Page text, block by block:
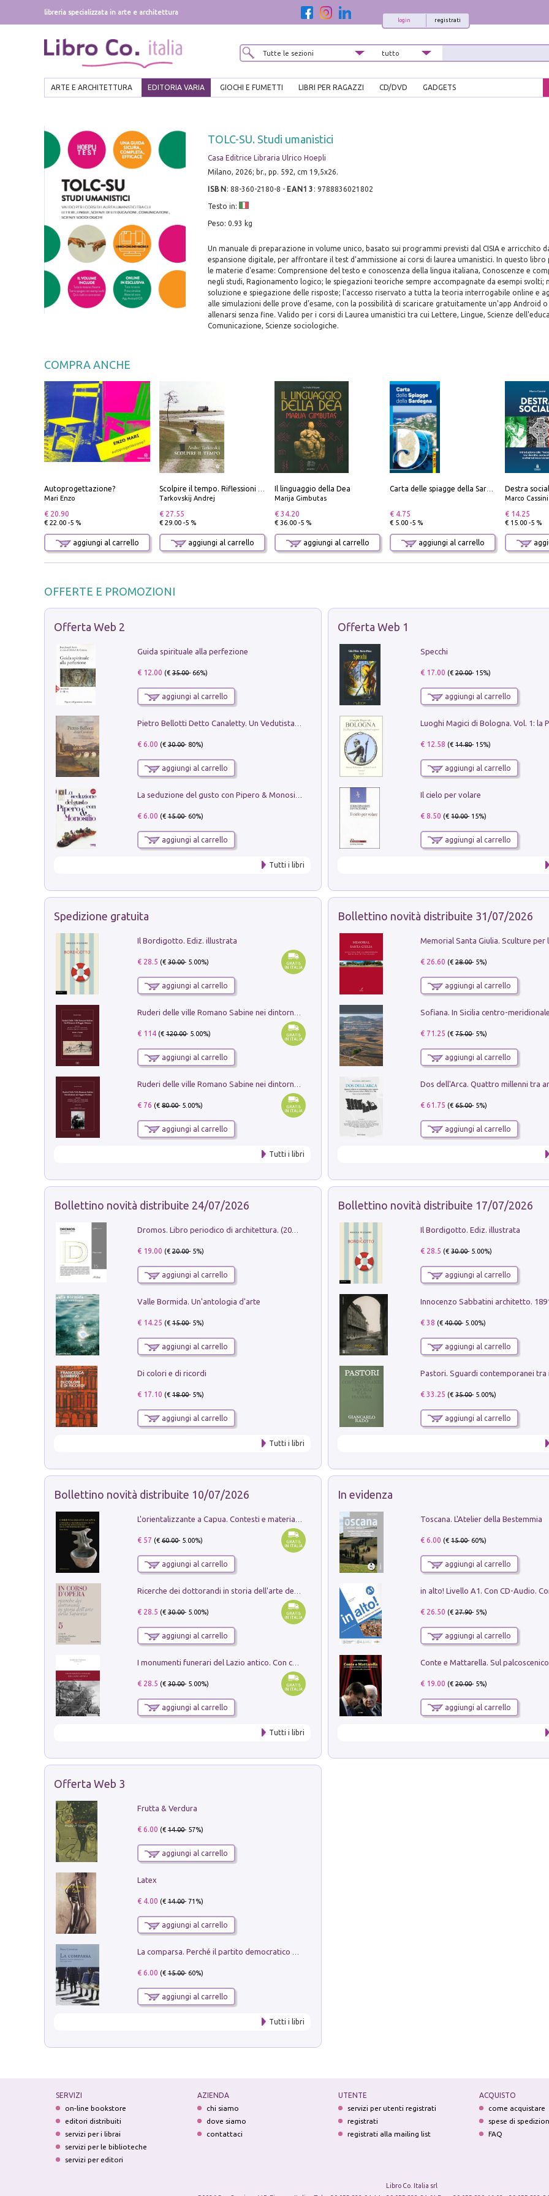
libreria specializzata in arte e architettura
registrati
login
ARTE E ARCHITETTURA EDITORIA VARIA GIOCHI E FUMETTI LIBRI PER RAGAZZI CD/DVD GADGETS
TOLC-SU. Studi umanistici
Casa Editrice Libraria Ulrico Hoepli
Milano, 2026; br., pp. 592, cm 19,5x26.
ISBN : 88-360-2180-8 - EAN13 : 9788836021802
Testo in:
Peso: 0.93 kg
Un manuale di preparazione in volume unico, basato sui programmi previsti dal CISIA e arricchito
espansione digitale, per affrontare il test d'ammissione ai corsi di laurea umanistici. In questo
le materie d'esame: Comprensione del testo e conoscenza della lingua italiana, Conoscenze e
negli studi, Ragionamento logico; le spiegazioni teoriche sempre accompagnate da esempi svolti;
soluzione e spiegazione delle risposte; l'accesso riservato a tutta la teoria interrogabile online e
alle simulazioni delle prove d'esame, con la possibilità di scaricare gratuitamente un'app Android o
allenarsi senza fine. Valido per i corsi di Laurea umanistici tra cui Lettere, Lingue, Scienze
Comunicazione, Scienze sociologiche.
COMPRA ANCHE
Autoprogettazione?
Mari Enzo
€ 20.90
€ 22.00 -5 %
aggiungi al carrello
Tarkovskij Andrej
€ 27.55
€ 29.00 -5 %
aggiungi al carrello
Il linguaggio della Dea
Marija Gimbutas
€ 34.20
€ 36.00 -5 %
aggiungi al carrello
€ 4.75
€ 5.00 -5 %
aggiungi al carrello
Marco Cassini
€ 14.25
€ 15.00 -5 %
OFFERTE E PROMOZIONI
Offerta Web 2
Guida spirituale alla perfezione
€ 12.00 (€35.00- 66%)
aggiungi al carrello
€ 6.00 (€30.00- 80%)
aggiungi al carrello
€ 6.00 (€15.00- 60%)
aggiungi al carrello
Tutti i libri
Offerta Web 1
Specchi
€ 17.00 (€20.00- 15%)
aggiungi al carrello
€ 12.58 (€14.80- 15%)
aggiungi al carrello
Il cielo per volare
€ 8.50 (€10.00- 15%)
aggiungi al carrello
Spedizione gratuita
Il Bordigotto. Ediz. illustrata
€ 28.5 (€30.00- 5.00%)
aggiungi al carrello
€ 114(€120.00- 5.00%)
aggiungi al carrello
€ 76 (€80.00- 5.00%)
aggiungi al carrello
Tutti i libri
Bollettino novità distribuite 31/07/2026
€ 26.60 (€28.00- 5%)
aggiungi al carrello
€ 71.25 (€75.00- 5%)
aggiungi al carrello
€ 61.75 (€65.00- 5%)
aggiungi al carrello
Bollettino novità distribuite 24/07/2026
Dromos. Libro periodico di architettura. (2026). Vol. 15: Post-model
€ 19.00 (€20.00- 5%)
aggiungi al carrello
Valle Bormida. Un'antologia d'arte
€ 14.25 (€15.00- 5%)
aggiungi al carrello
Di colori e di ricordi
€ 17.10 (€18.00- 5%)
aggiungi al carrello
Tutti i libri
Bollettino novità distribuite 17/07/2026
Il Bordigotto. Ediz. illustrata
€ 28.5 (€30.00- 5.00%)
aggiungi al carrello
Innocenzo Sabbatini architetto.
€ 38 (€40.00- 5.00%)
aggiungi al carrello
€ 33.25 (€35.00- 5.00%)
aggiungi al carrello
Bollettino novità distribuite 10/07/2026
€ 57 (€60.00- 5.00%)
aggiungi al carrello
€ 28.5 (€30.00- 5.00%)
aggiungi al carrello
I monumenti funerari del Lazio antico. Con cartella con tavole
€ 28.5 (€30.00- 5.00%)
aggiungi al carrello
Tutti i libri
In evidenza
Toscana. L'Atelier della Bestemmia
€ 6.00 (€15.00- 60%)
aggiungi al carrello
€ 26.50 (€27.90- 5%)
aggiungi al carrello
€ 19.00 (€20.00- 5%)
aggiungi al carrello
Offerta Web 3
Frutta & Verdura
€ 6.00 (€14.00- 57%)
aggiungi al carrello
Latex
€ 4.00 (€14.00- 71%)
aggiungi al carrello
€ 6.00 (€15.00- 60%)
aggiungi al carrello
Tutti i libri
SERVIZI
on-line bookstore
editori distribuiti
servizi per i librai
servizi per le biblioteche
servizi per editori
AZIENDA
chi siamo
dove siamo
contattaci
UTENTE
servizi per utenti registrati
registrati
registrati alla mailing list
ACQUISTO
come acquistare
spese di
FAQ
Libro Co. Italia srl